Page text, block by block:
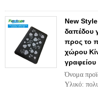
New
δαπέδου
προς το
χώρου
γραφείου
Όνομα
Υλικό: